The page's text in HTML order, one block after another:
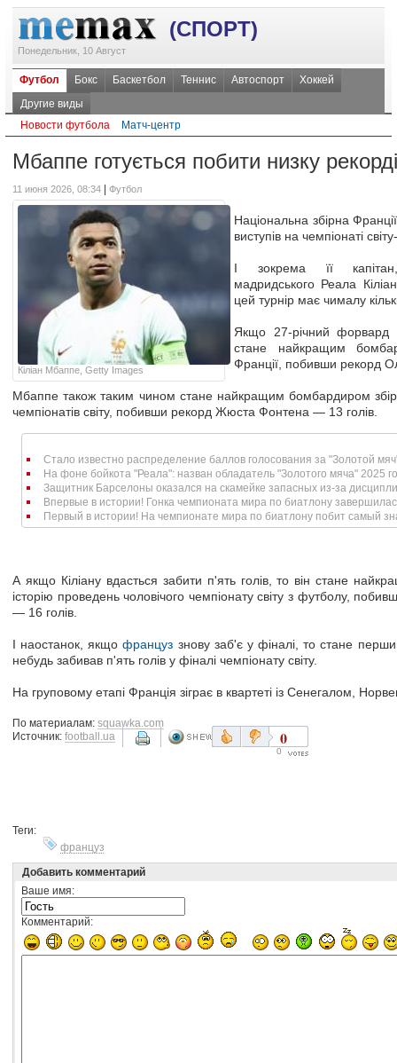
(СПОРТ)
Понедельник, 10 Август
Футбол Бокс Баскетбол Теннис Автоспорт
Хоккей
Другие виды
Новости футбола
Матч-центр
Мбаппе готується побити низку
11 июня 2026, 08:34 Футбол
Кіліан Мбаппе, Getty Images
Національна збірна
виступів на чемпіонаті
І зокрема її
мадридського Реала
цей турнір має чималу
Якщо 27-річний форвард
стане найкращим
Франції, побивши рекорд
Мбаппе також таким чином стане найкращим бомбардиром
чемпіонатів світу, побивши рекорд Жюста Фонтена — 13 голів.
Стало известно распределение баллов голосования за "Золотой
На фоне бойкота "Реала": назван обладатель "Золотого мяча" 2025
Защитник Барселоны оказался на скамейке запасных из-за
Впервые в истории! Гонка чемпионата мира по биатлону
Первый в истории! На чемпионате мира по биатлону побит самый
А якщо Кіліану вдасться забити п'ять голів, то він стане
історію проведень чоловічого чемпіонату світу з футболу,
— 16 голів.
І наостанок, якщофранцуз знову заб'є у фіналі, то стане
небудь забивав п'ять голів у фіналі чемпіонату світу.
На груповому етапі Франція зіграє в квартеті із Сенегалом,
По материалам: squawka.com
Источник: football.ua 0
0
Теги:
француз
Добавить комментарий
Ваше имя:
Комментарий: